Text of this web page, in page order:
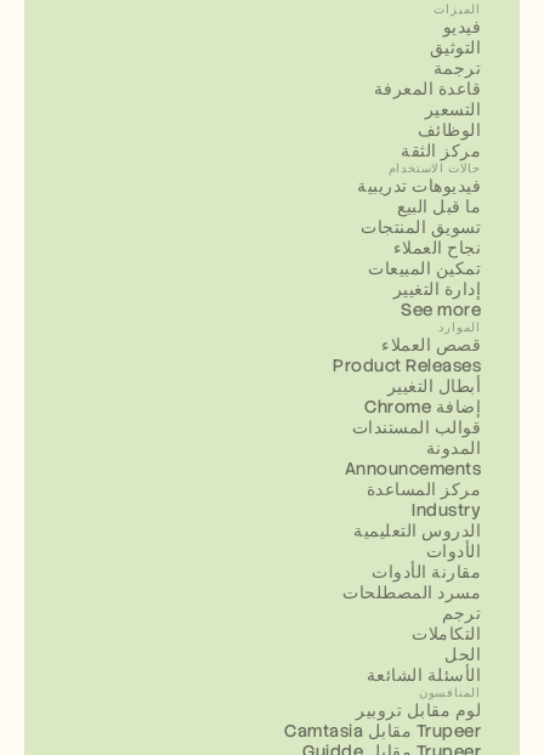
الميزات
فيديو
التوثيق
ترجمة
قاعدة المعرفة
التسعير
الوظائف
مركز الثقة
حالات الاستخدام
فيديوهات تدريبية
ما قبل البيع
تسويق المنتجات
نجاح العملاء
تمكين المبيعات
إدارة التغيير
See more
الموارد
قصص العملاء
Product Releases
أبطال التغيير
إضافة Chrome
قوالب المستندات
المدونة
Announcements
مركز المساعدة
Industry
الدروس التعليمية
الأدوات
مقارنة الأدوات
مسرد المصطلحات
ترجم
التكاملات
الحل
الأسئلة الشائعة
المنافسون
لوم مقابل تروبير
Camtasia مقابل Trupeer